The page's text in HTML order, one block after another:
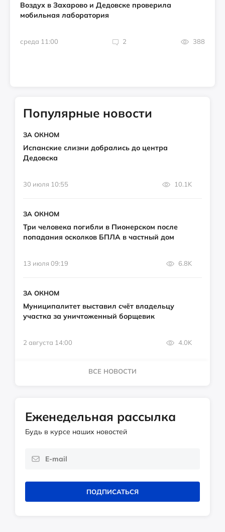
Воздух в Захарово и Дедовске проверила
мобильная лаборатория
среда 11:00 2 388
Популярные новости
ЗА ОКНОМ
Испанские слизни добрались до центра
Дедовска
30 июля 10:55 10.1K
ЗА ОКНОМ
Три человека погибли в Пионерском после
попадания осколков БПЛА в частный дом
13 июля 09:19 6.8K
ЗА ОКНОМ
Муниципалитет выставил счёт владельцу
участка за уничтоженный борщевик
2 августа 14:00 4.0K
ВСЕ НОВОСТИ
Еженедельная рассылка
Будь в курсе наших новостей
ПОДПИСАТЬСЯ